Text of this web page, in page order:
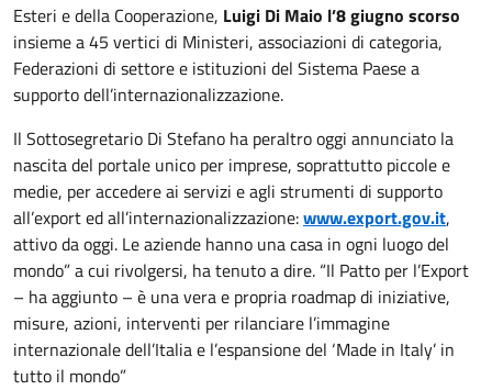
Esteri e della Cooperazione, Luigi Di Maio l’8 giugno scorso
insieme a 45 vertici di Ministeri, associazioni di categoria,
Federazioni di settore e istituzioni del Sistema Paese a
supporto dell’internazionalizzazione.
Il Sottosegretario Di Stefano ha peraltro oggi annunciato la
nascita del portale unico per imprese, soprattutto piccole e
medie, per accedere ai servizi e agli strumenti di supporto
all’export ed all’internazionalizzazione:www.export.gov.it,
attivo da oggi. Le aziende hanno una casa in ogni luogo del
mondo” a cui rivolgersi, ha tenuto a dire. “Il Patto per l’Export
– ha aggiunto – è una vera e propria roadmap di iniziative,
misure, azioni, interventi per rilanciare l’immagine
internazionale dell’Italia e l’espansione del ‘Made in Italy’ in
tutto il mondo”